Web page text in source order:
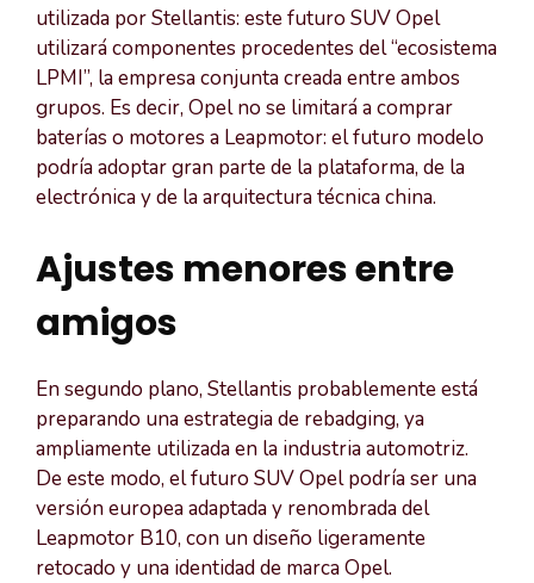
utilizada por Stellantis: este futuro SUV Opel
utilizará componentes procedentes del “ecosistema
LPMI”, la empresa conjunta creada entre ambos
grupos. Es decir, Opel no se limitará a comprar
baterías o motores a Leapmotor: el futuro modelo
podría adoptar gran parte de la plataforma, de la
electrónica y de la arquitectura técnica china.
Ajustes menores entre
amigos
En segundo plano, Stellantis probablemente está
preparando una estrategia de rebadging, ya
ampliamente utilizada en la industria automotriz.
De este modo, el futuro SUV Opel podría ser una
versión europea adaptada y renombrada del
Leapmotor B10, con un diseño ligeramente
retocado y una identidad de marca Opel.